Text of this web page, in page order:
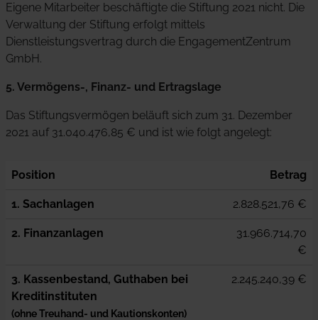
Eigene Mitarbeiter beschäftigte die Stiftung 2021 nicht. Die
Verwaltung der Stiftung erfolgt mittels
Dienstleistungsvertrag durch die EngagementZentrum
GmbH.
5. Vermögens-, Finanz- und Ertragslage
Das Stiftungsvermögen beläuft sich zum 31. Dezember
2021 auf 31.040.476,85 € und ist wie folgt angelegt:
Position Betrag
1. Sachanlagen 2.828.521,76 €
2. Finanzanlagen
31.966.714,70
€
3. Kassenbestand, Guthaben bei
Kreditinstituten
(ohne Treuhand- und Kautionskonten)
2.245.240,39 €